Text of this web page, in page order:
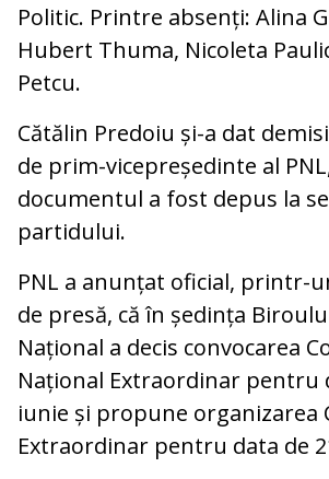
Politic. Printre absenți: Alina
Hubert Thuma, Nicoleta
Petcu.
Cătălin Predoiu și-a dat
de prim-vicepreședinte al
documentul a fost depus la
partidului.
PNL a anunțat oficial, printr-
de presă, că în ședința
Național a decis convocarea
Național Extraordinar pentru
iunie și propune organizarea
Extraordinar pentru data de